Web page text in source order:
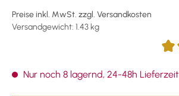
Preise inkl. MwSt. zzgl. Versandkosten
Versandgewicht: 1.43 kg
Nur noch 8 lagernd, 24-48h Lieferzeit